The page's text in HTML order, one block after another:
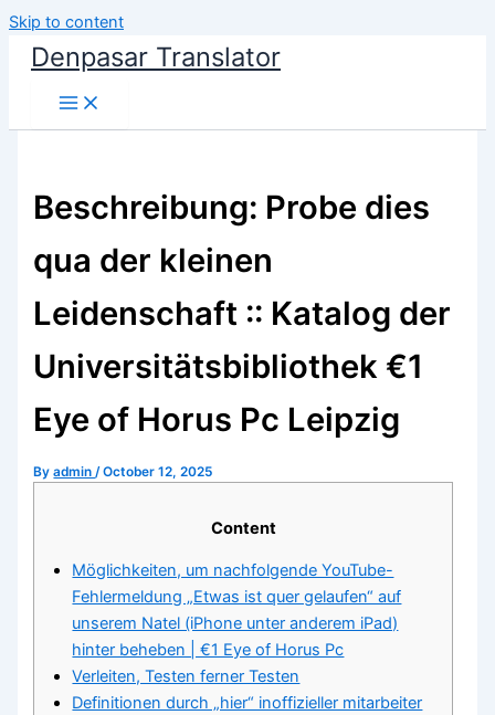
Skip to content
Denpasar Translator
Beschreibung: Probe dies
qua der kleinen
Leidenschaft :: Katalog der
Universitätsbibliothek €1
Eye of Horus Pc Leipzig
Byadmin/October 12, 2025
Content
Möglichkeiten, um nachfolgende YouTube-
Fehlermeldung „Etwas ist quer gelaufen“ auf
unserem Natel (iPhone unter anderem iPad)
hinter beheben | €1 Eye of Horus Pc
Verleiten, Testen ferner Testen
Definitionen durch „hier“ inoffizieller mitarbeiter